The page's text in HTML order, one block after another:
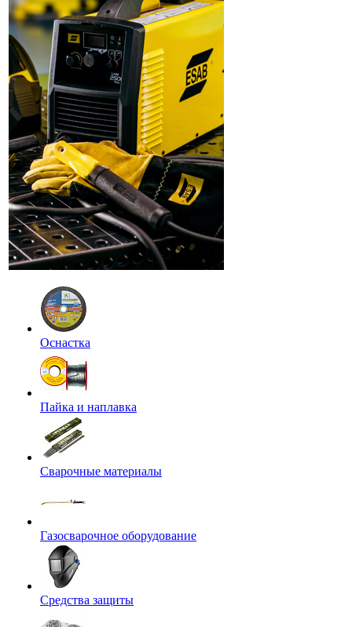
Оснастка
Пайка и наплавка
Сварочные материалы
Газосварочное оборудование
Средства защиты